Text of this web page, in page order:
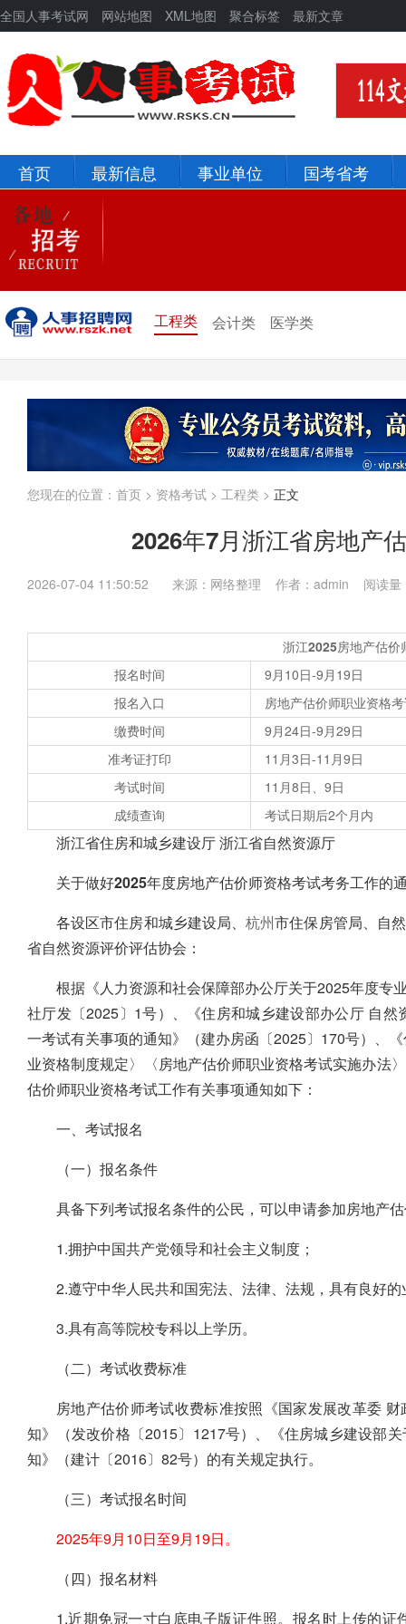
全国人事考试网 网站地图 XML地图 聚合标签 最新文章
首页 最新信息 事业单位 国考省考
北京
宁夏
甘肃 陕西 西藏
河北
湖北 湖南 江西 安徽
浙江
江苏
福建 广东 广西
海南
国考
省考 企业 内蒙古
工程类 会计类 医学类
您现在的位置： 首页 > 资格考试 > 工程类 > 正文
2026年7月浙江省房地产
2026-07-04 11:50:52 来源：网络整理 作者：admin 阅读量
浙江2025房地产估价
报名时间
9月10日-9月19日
报名入口
房地产估价师职业资格
缴费时间
9月24日-9月29日
准考证打印
11月3日-11月9日
考试时间
11月8日、9日
成绩查询
考试日期后2个月内
浙江省住房和城乡建设厅 浙江省自然资源厅
关于做好2025年度房地产估价师资格考试考务工作的
各设区市住房和城乡建设局、杭州市住保房管局、自
省自然资源评价评估协会：
根据《人力资源和社会保障部办公厅关于2025年度专
社厅发〔2025〕1号）、《住房和城乡建设部办公厅 自
一考试有关事项的通知》（建办房函〔2025〕170号）、
业资格制度规定〉〈房地产估价师职业资格考试实施办法
估价师职业资格考试工作有关事项通知如下：
一、考试报名
（一）报名条件
具备下列考试报名条件的公民，可以申请参加房地产
1.拥护中国共产党领导和社会主义制度；
2.遵守中华人民共和国宪法、法律、法规，具有良好
3.具有高等院校专科以上学历。
（二）考试收费标准
房地产估价师考试收费标准按照《国家发展改革委
知》（发改价格〔2015〕1217号）、《住房城乡建设部
知》（建计〔2016〕82号）的有关规定执行。
（三）考试报名时间
2025年9月10日至9月19日。
（四）报名材料
1.近期免冠一寸白底电子版证件照。报名时上传的